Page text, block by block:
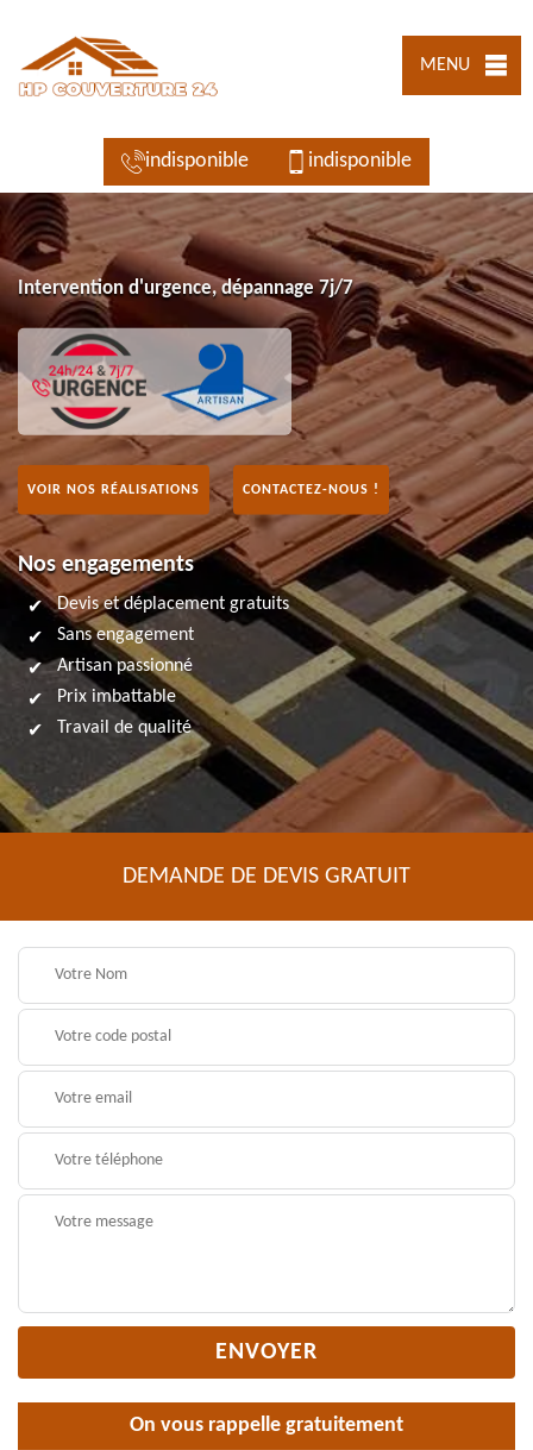
MENU
indisponible indisponible
Intervention d'urgence, dépannage 7j/7
VOIR NOS RÉALISATIONS CONTACTEZ-NOUS !
Nos engagements
Devis et déplacement gratuits
Sans engagement
Artisan passionné
Prix imbattable
Travail de qualité
DEMANDE DE DEVIS GRATUIT
On vous rappelle gratuitement